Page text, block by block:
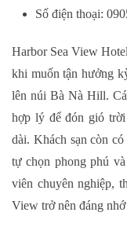
Số điện thoại:
Harbor Sea View
khi muốn tận hưởng
lên núi Bà Nà Hill.
hợp lý để đón gió
dài. Khách sạn còn
tự chọn phong phú
viên chuyên nghiệp,
View trở nên đáng